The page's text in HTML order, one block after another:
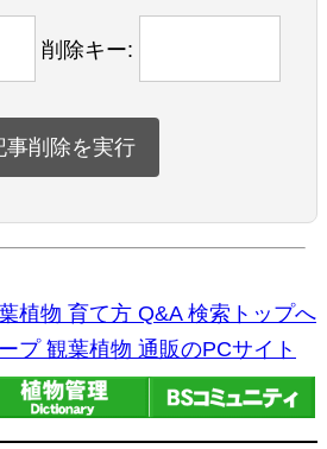
削除キー:
植物 育て方 Q&A 検索トップへ
プ 観葉植物 通販のPCサイト